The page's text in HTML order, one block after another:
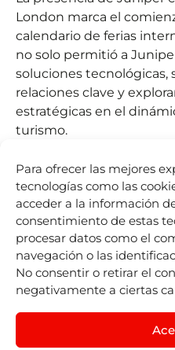
Para ofrecer las mejores
tecnologías como las
acceder a la información
consentimiento de estas
procesar datos como el
navegación o las
No consentir o retirar el
negativamente a ciertas
London marca el
calendario de ferias
no solo permitió a
soluciones
relaciones clave y
estratégicas en el
turismo.
Visita nuestra
momentos más
2024 y descubre
camino en el mundo
¿Sabías que hemos
Descubre la nueva
todo sobre Juniper:
novedades de
divisiones. También